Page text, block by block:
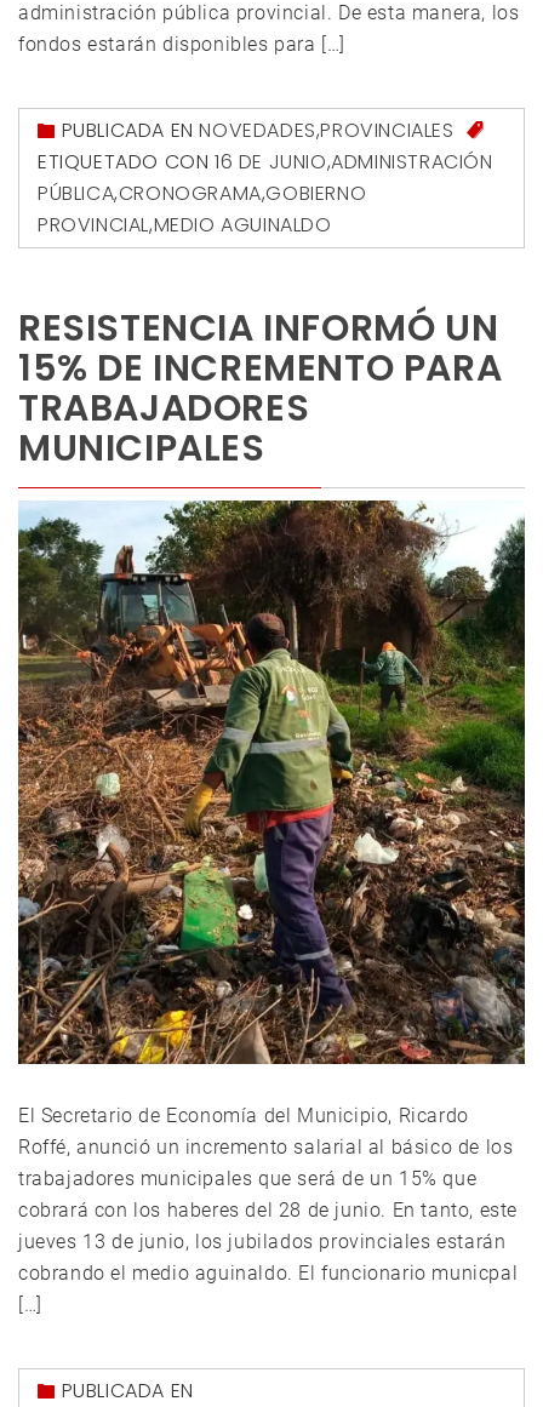
administración pública provincial. De esta manera, los
fondos estarán disponibles para […]
PUBLICADA ENNOVEDADES,PROVINCIALES
ETIQUETADO CON 16 DE JUNIO,ADMINISTRACIÓN
PÚBLICA,CRONOGRAMA,GOBIERNO
PROVINCIAL,MEDIO AGUINALDO
RESISTENCIA INFORMÓ UN
15% DE INCREMENTO PARA
TRABAJADORES
MUNICIPALES
El Secretario de Economía del Municipio, Ricardo
Roffé, anunció un incremento salarial al básico de los
trabajadores municipales que será de un 15% que
cobrará con los haberes del 28 de junio. En tanto, este
jueves 13 de junio, los jubilados provinciales estarán
cobrando el medio aguinaldo. El funcionario municpal
[…]
PUBLICADA EN